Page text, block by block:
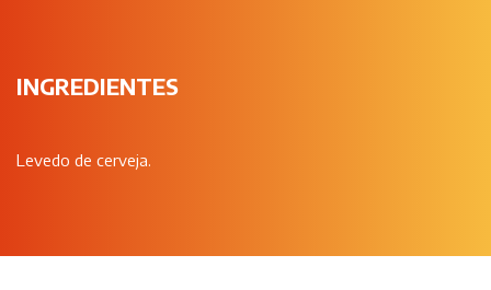
INGREDIENTES
Levedo de cerveja.